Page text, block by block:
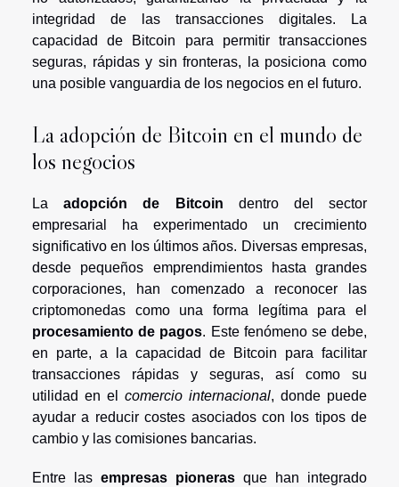
integridad de las transacciones digitales. La
capacidad de Bitcoin para permitir transacciones
seguras, rápidas y sin fronteras, la posiciona como
una posible vanguardia de los negocios en el futuro.
La adopción de Bitcoin en el mundo de
los negocios
Laadopción de Bitcoin dentro del sector
empresarial ha experimentado un crecimiento
significativo en los últimos años. Diversas empresas,
desde pequeños emprendimientos hasta grandes
corporaciones, han comenzado a reconocer las
criptomonedas como una forma legítima para el
procesamiento de pagos. Este fenómeno se debe,
en parte, a la capacidad de Bitcoin para facilitar
transacciones rápidas y seguras, así como su
utilidad en el comercio internacional, donde puede
ayudar a reducir costes asociados con los tipos de
cambio y las comisiones bancarias.
Entre las empresas pioneras que han integrado